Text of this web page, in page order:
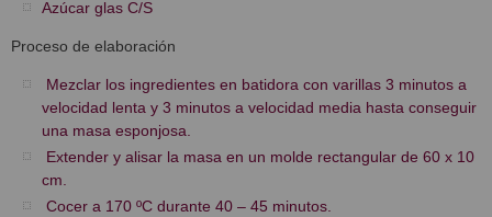
Azúcar glas C/S
Proceso de elaboración
Mezclar los ingredientes en batidora con varillas 3 minutos a
velocidad lenta y 3 minutos a velocidad media hasta conseguir
una masa esponjosa.
Extender y alisar la masa en un molde rectangular de 60 x 10
cm.
Cocer a 170 ºC durante 40 – 45 minutos.